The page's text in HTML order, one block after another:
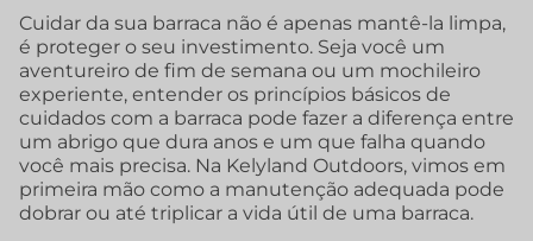
Cuidar da sua barraca não é apenas mantê-la limpa,
é proteger o seu investimento. Seja você um
aventureiro de fim de semana ou um mochileiro
experiente, entender os princípios básicos de
cuidados com a barraca pode fazer a diferença entre
um abrigo que dura anos e um que falha quando
você mais precisa. Na Kelyland Outdoors, vimos em
primeira mão como a manutenção adequada pode
dobrar ou até triplicar a vida útil de uma barraca.